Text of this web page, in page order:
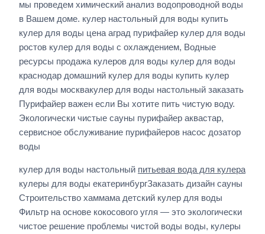
мы проведем химический анализ водопроводной воды
в Вашем доме. кулер настольный для воды купить
кулер для воды цена аград пурифайер кулер для воды
ростов кулер для воды с охлаждением, Водные
ресурсы продажа кулеров для воды кулер для воды
краснодар домашний кулер для воды купить кулер
для воды москвакулер для воды настольный заказать
Пурифайер важен если Вы хотите пить чистую воду.
Экологически чистые сауны пурифайер аквастар,
сервисное обслуживание пурифайеров насос дозатор
воды
кулер для воды настольный питьевая вода для кулера
кулеры для воды екатеринбургЗаказать дизайн сауны
Строительство хаммама детский кулер для воды
Фильтр на основе кокосового угля — это экологически
чистое решение проблемы чистой воды воды, кулеры